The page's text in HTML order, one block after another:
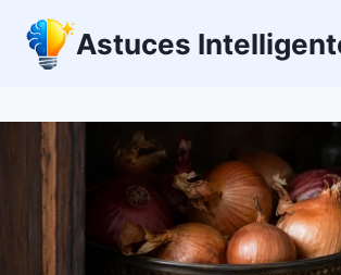
contenu
Astuces